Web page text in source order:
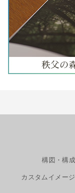
構図・構成
カスタムイメー